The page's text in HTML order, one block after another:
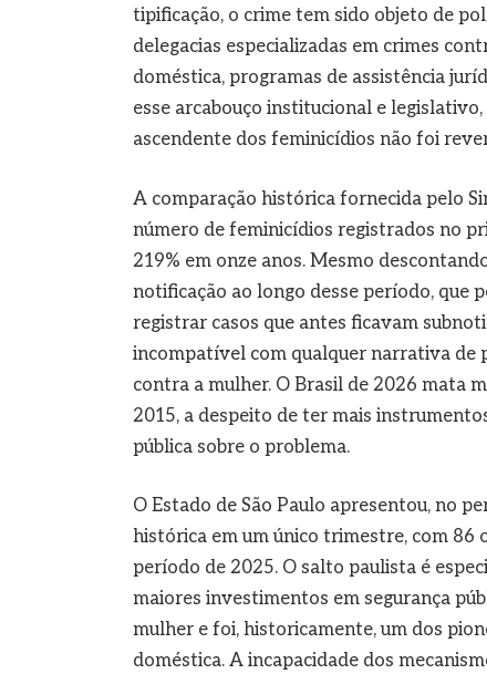
tipificação, o crime tem sido objeto de
delegacias especializadas em crimes
doméstica, programas de assistência
esse arcabouço institucional e
ascendente dos feminicídios não foi
A comparação histórica fornecida pelo
número de feminicídios registrados no
219% em onze anos. Mesmo
notificação ao longo desse período, que
registrar casos que antes ficavam
incompatível com qualquer narrativa de
contra a mulher. O Brasil de 2026 mata
2015, a despeito de ter mais
pública sobre o problema.
O Estado de São Paulo apresentou, no
histórica em um único trimestre, com 86
período de 2025. O salto paulista é
maiores investimentos em segurança
mulher e foi, historicamente, um dos
doméstica. A incapacidade dos